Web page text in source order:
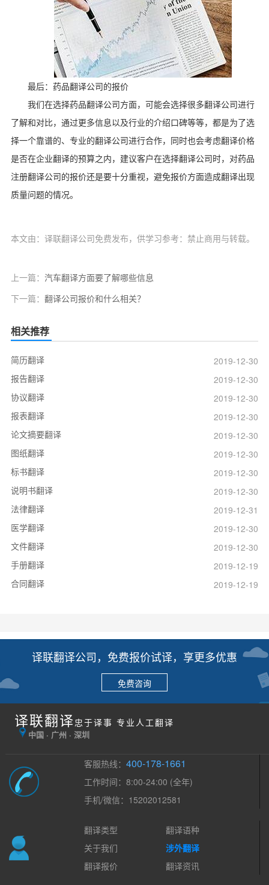
最后：药品翻译公司的报价
我们在选择药品翻译公司方面，可能会选择很多翻译公司进行
了解和对比，通过更多信息以及行业的介绍口碑等等，都是为了选
择一个靠谱的、专业的翻译公司进行合作，同时也会考虑翻译价格
是否在企业翻译的预算之内，建议客户在选择翻译公司时，对药品
注册翻译公司的报价还是要十分重视，避免报价方面造成翻译出现
质量问题的情况。
本文由：译联翻译公司免费发布，供学习参考：禁止商用与转载。
上一篇： 汽车翻译方面要了解哪些信息
下一篇： 翻译公司报价和什么相关？
相关推荐
简历翻译
2019-12-30
报告翻译
2019-12-30
协议翻译
2019-12-30
报表翻译
2019-12-30
论文摘要翻译
2019-12-30
图纸翻译
2019-12-30
标书翻译
2019-12-30
说明书翻译
2019-12-30
法律翻译
2019-12-31
医学翻译
2019-12-30
文件翻译
2019-12-30
手册翻译
2019-12-19
合同翻译
2019-12-19
译联翻译公司，免费报价试译，享更多优惠
免费咨询
译联翻译 忠于译事 专业人工翻译
中国 · 广州 · 深圳
客服热线：400-178-1661
工作时间：8:00-24:00 (全年)
手机/微信：15202012581
翻译类型
翻译语种
关于我们
涉外翻译
翻译报价
翻译资讯